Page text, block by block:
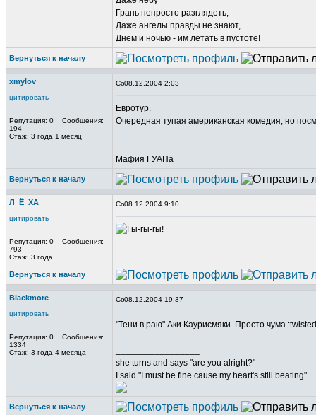
Грань непросто разглядеть,
Даже ангелы правды не знают,
Днем и ночью - им летать в пустоте!
Вернуться к началу
xmylov
цитировать
Репутация: 0 Сообщения:
194
Стаж: 3 года 1 месяц
08.12.2004 2:03
Евротур.
Очередная тупая американская комедия, но
Мафия ГУАПа
Вернуться к началу
Л_Ё_ХА
цитировать
Репутация: 0 Сообщения:
793
Стаж: 3 года
08.12.2004 9:10
Вернуться к началу
Blackmore
цитировать
Репутация: 0 Сообщения:
1334
Стаж: 3 года 4 месяца
08.12.2004 19:37
"Тени в раю" Аки Каурисмяки. Просто чума
she turns and says "are you alright?"
I said "I must be fine cause my heart's still beating"
Вернуться к началу